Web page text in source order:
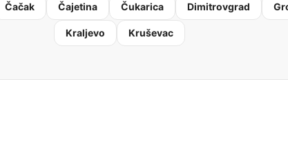
Čačak Čajetina Čukarica Dimitrovgrad
Kraljevo Kruševac